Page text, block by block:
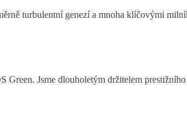
turbulentní genezí a mnoha klíčovými
Jsme dlouholetým držitelem